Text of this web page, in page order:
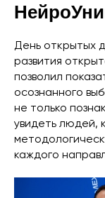
День открытых
развития
позволил
осознанного
не только
увидеть людей,
каждого